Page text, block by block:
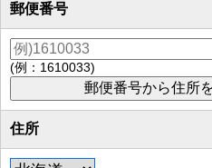
郵便番号
(例：1610033)
住所